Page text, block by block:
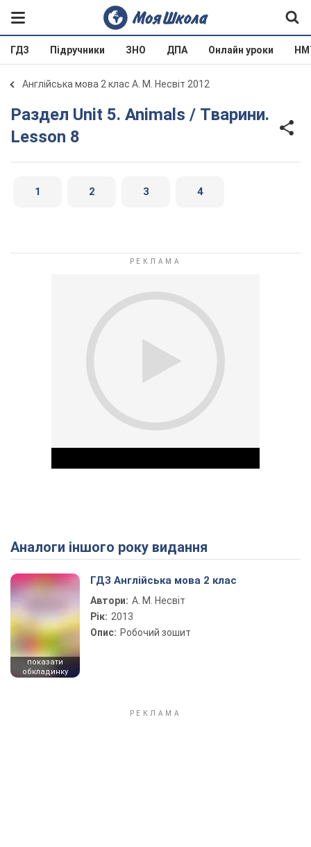
ГДЗ Підручники ЗНО ДПА Онлайн уроки
Англійська мова 2 клас А. М. Несвіт 2012
Раздел Unit 5. Animals / Тварини.
Lesson 8
1 2 3 4
Play Video
Аналоги іншого року видання
показати
обкладинку
ГДЗ Англійська мова 2 клас
Автори: А. М. Несвіт
Рік: 2013
Опис: Робочий зошит